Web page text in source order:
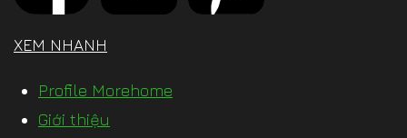
XEM NHANH
Profile Morehome
Giới thiệu